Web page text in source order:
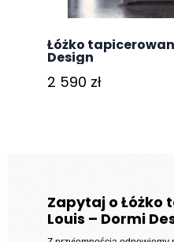
Łóżko
Design
2 590 zł
Zapytaj o Łóżko
Louis – Dormi